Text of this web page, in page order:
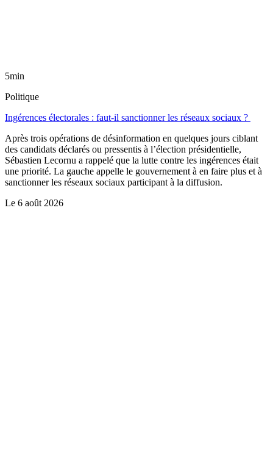
5min
Politique
Ingérences électorales : faut-il sanctionner les réseaux sociaux ?
Après trois opérations de désinformation en quelques jours ciblant
des candidats déclarés ou pressentis à l’élection présidentielle,
Sébastien Lecornu a rappelé que la lutte contre les ingérences était
une priorité. La gauche appelle le gouvernement à en faire plus et à
sanctionner les réseaux sociaux participant à la diffusion.
Le 6 août 2026